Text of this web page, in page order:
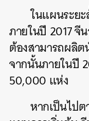
ในแผนระย
ภายในปี 2017 จี
ต้องสามารถผลิ
จากนั้นภายในปี
50,000 แห่ง
หากเป็นไป